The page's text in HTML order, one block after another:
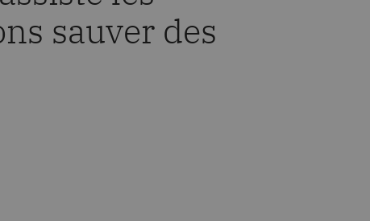
sauver des